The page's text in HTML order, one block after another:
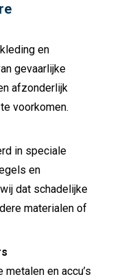
en
gevaarlijke
afzonderlijk
voorkomen.
in speciale
en
dat schadelijke
materialen of
en accu’s